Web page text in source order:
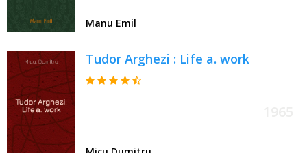
Manu Emil
Tudor Arghezi : Life a. work